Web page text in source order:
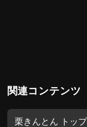
関連コンテンツ
栗きんとん トッ